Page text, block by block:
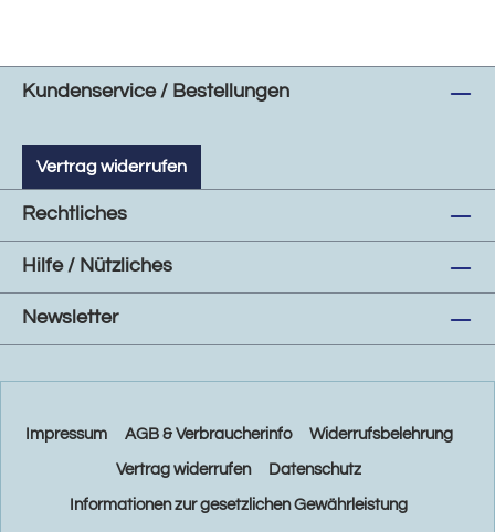
Kundenservice / Bestellungen
Vertrag widerrufen
Rechtliches
Hilfe / Nützliches
Newsletter
Impressum AGB & Verbraucherinfo Widerrufsbelehrung
Vertrag widerrufen Datenschutz
Informationen zur gesetzlichen Gewährleistung